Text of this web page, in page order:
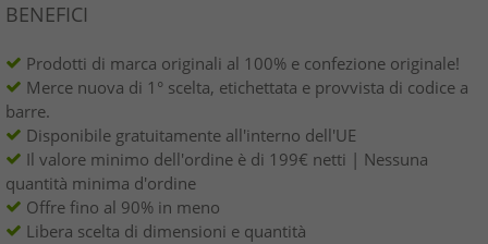
BENEFICI
Prodotti di marca originali al 100% e confezione originale!
Merce nuova di 1° scelta, etichettata e provvista di codice a
barre.
Disponibile gratuitamente all'interno dell'UE
Il valore minimo dell'ordine è di 199€ netti | Nessuna
quantità minima d'ordine
Offre fino al 90% in meno
Libera scelta di dimensioni e quantità